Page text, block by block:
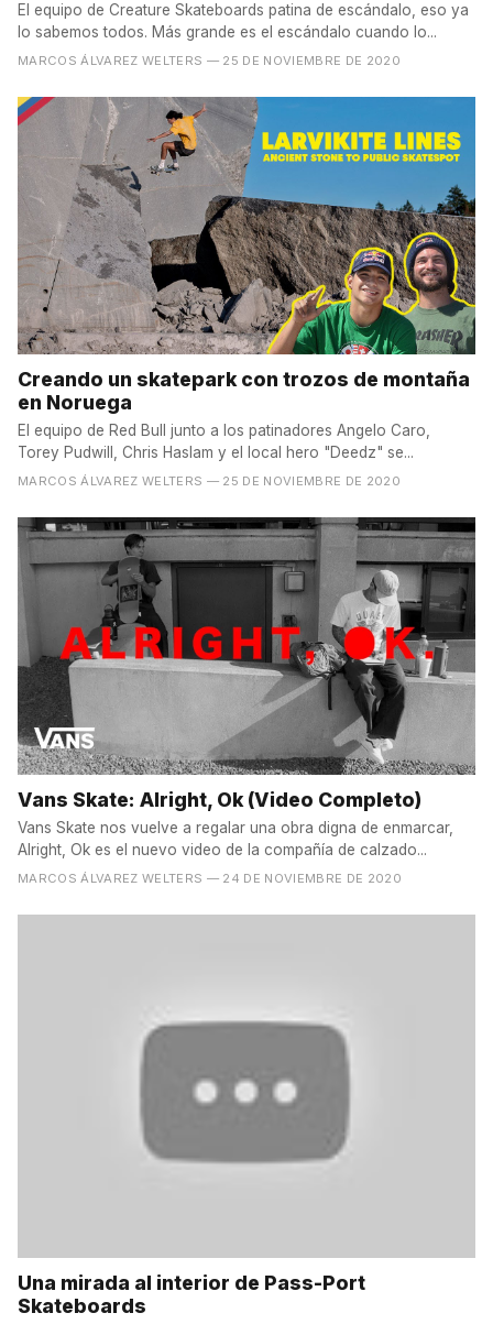
El equipo de Creature Skateboards patina de escándalo, eso ya
lo sabemos todos. Más grande es el escándalo cuando lo...
MARCOS ÁLVAREZ WELTERS — 25 DE NOVIEMBRE DE 2020
Creando un skatepark con trozos de montaña
en Noruega
El equipo de Red Bull junto a los patinadores Angelo Caro,
Torey Pudwill, Chris Haslam y el local hero "Deedz" se...
MARCOS ÁLVAREZ WELTERS — 25 DE NOVIEMBRE DE 2020
Vans Skate: Alright, Ok (Video Completo)
Vans Skate nos vuelve a regalar una obra digna de enmarcar,
Alright, Ok es el nuevo video de la compañía de calzado...
MARCOS ÁLVAREZ WELTERS — 24 DE NOVIEMBRE DE 2020
Una mirada al interior de Pass-Port
Skateboards